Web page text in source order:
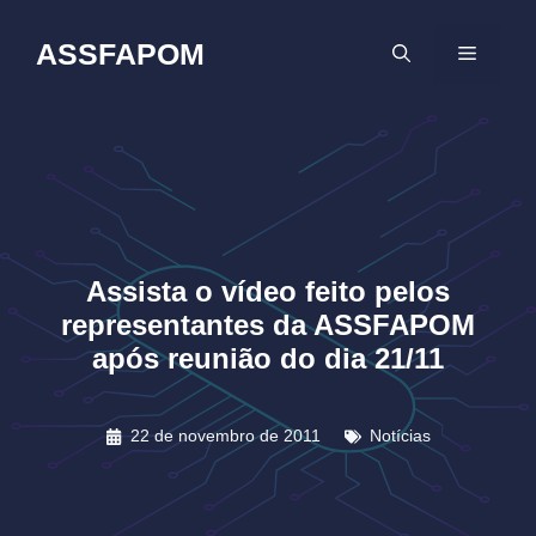
ASSFAPOM MENU
Assista o vídeo feito pelos
representantes da ASSFAPOM
após reunião do dia 21/11
22 de novembro de 2011 Notícias